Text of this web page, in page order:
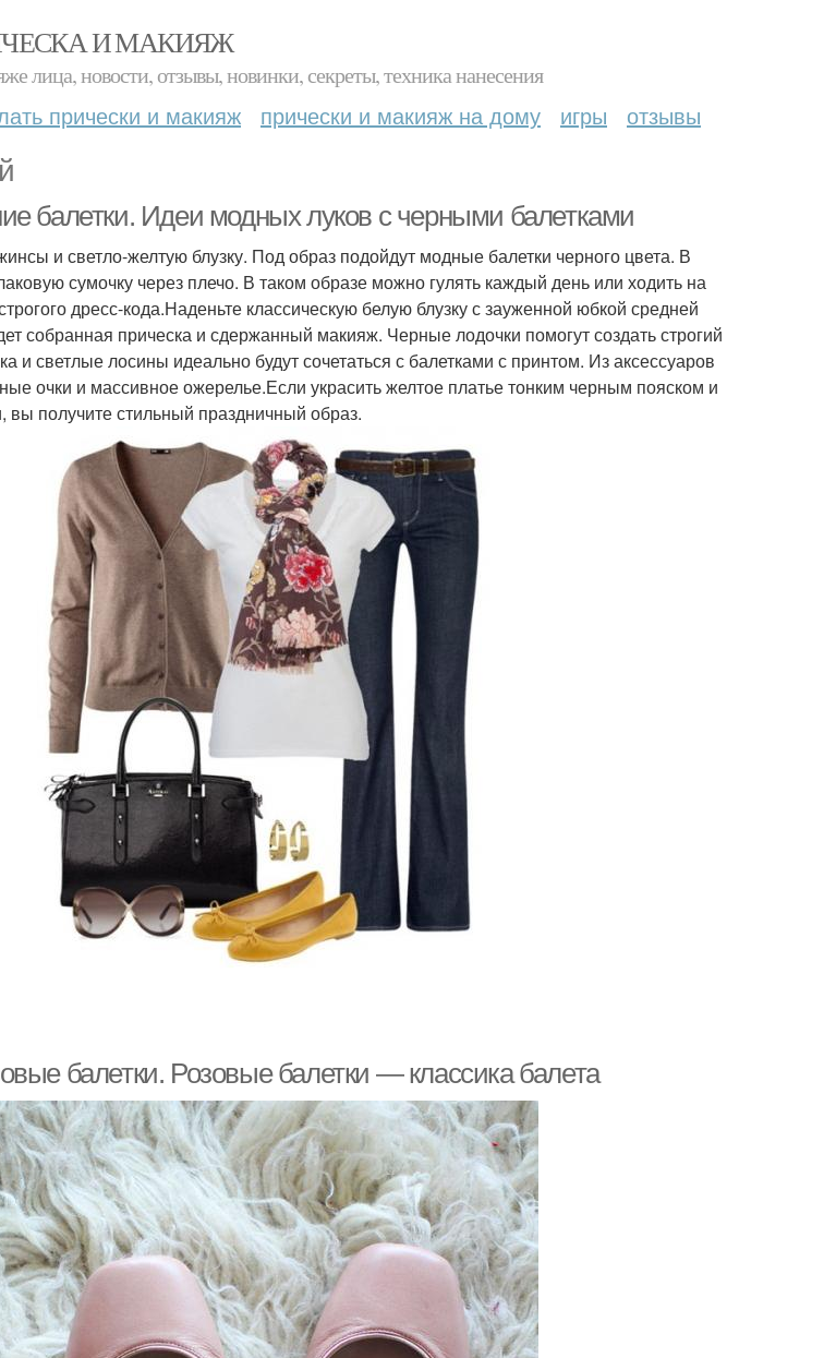
И МАКИЯЖ
лица, новости, отзывы, новинки, секреты, техника нанесения
прически и макияж прически и макияж на дому игры отзывы
балетки. Идеи модных луков с черными балетками
и светло-желтую блузку. Под образ подойдут модные балетки черного цвета. В
сумочку через плечо. В таком образе можно гулять каждый день или ходить на
дресс-кода.Наденьте классическую белую блузку с зауженной юбкой средней
собранная прическа и сдержанный макияж. Черные лодочки помогут создать строгий
и светлые лосины идеально будут сочетаться с балетками с принтом. Из аксессуаров
очки и массивное ожерелье.Если украсить желтое платье тонким черным пояском и
вы получите стильный праздничный образ.
балетки. Розовые балетки — классика балета